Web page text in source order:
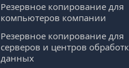
Резервное копирование для
компьютеров компании
Резервное копирование для
серверов и центров
данных